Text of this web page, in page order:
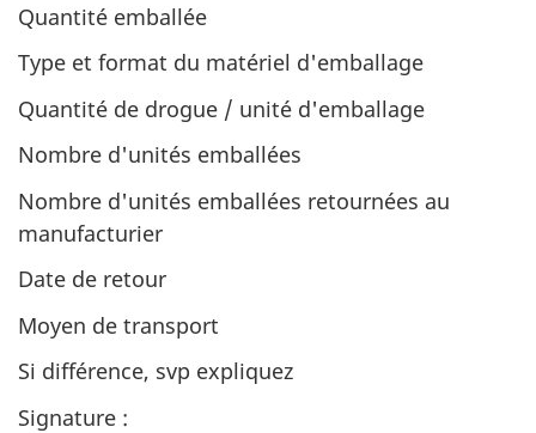
Quantité emballée
Type et format du matériel d'emballage
Quantité de drogue / unité d'emballage
Nombre d'unités emballées
Nombre d'unités emballées retournées au
manufacturier
Date de retour
Moyen de transport
Si différence, svp expliquez
Signature :